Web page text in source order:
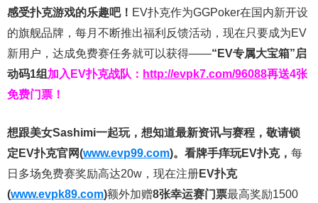
感受扑克游戏的乐趣吧！ EV扑克作为GGPoker在国内新开设
的旗舰品牌，每月不断推出福利反馈活动，现在只要成为EV
新用户，达成免费赛任务就可以获得——“EV专属大宝箱”启
动码1组 加入EV扑克战队： http://evpk7.com/96088再送4张
免费门票！
想跟美女Sashimi一起玩， 想知道最新资讯与赛程， 敬请锁
定EV扑克官网(www.evp99.com)。 看牌手痒玩EV扑克， 每
日多场免费赛奖励高达20w，现在注册EV扑克
(www.evpk89.com)额外加赠8张幸运赛门票最高奖励1500